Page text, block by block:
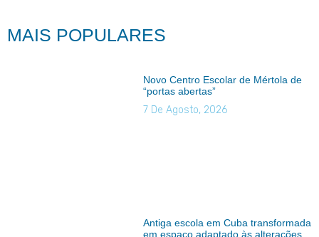
MAIS POPULARES
Novo Centro Escolar de Mértola de
“portas abertas”
7 De Agosto, 2026
Antiga escola em Cuba transformada
em espaço adaptado às alterações